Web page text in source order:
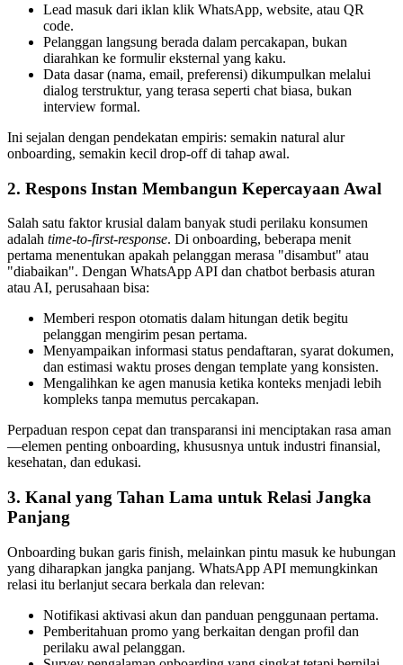
Lead masuk dari iklan klik WhatsApp, website, atau QR
code.
Pelanggan langsung berada dalam percakapan, bukan
diarahkan ke formulir eksternal yang kaku.
Data dasar (nama, email, preferensi) dikumpulkan melalui
dialog terstruktur, yang terasa seperti chat biasa, bukan
interview formal.
Ini sejalan dengan pendekatan empiris: semakin natural alur
onboarding, semakin kecil drop-off di tahap awal.
2. Respons Instan Membangun Kepercayaan Awal
Salah satu faktor krusial dalam banyak studi perilaku konsumen
adalah time-to-first-response. Di onboarding, beberapa menit
pertama menentukan apakah pelanggan merasa "disambut" atau
"diabaikan". Dengan WhatsApp API dan chatbot berbasis aturan
atau AI, perusahaan bisa:
Memberi respon otomatis dalam hitungan detik begitu
pelanggan mengirim pesan pertama.
Menyampaikan informasi status pendaftaran, syarat dokumen,
dan estimasi waktu proses dengan template yang konsisten.
Mengalihkan ke agen manusia ketika konteks menjadi lebih
kompleks tanpa memutus percakapan.
Perpaduan respon cepat dan transparansi ini menciptakan rasa aman
—elemen penting onboarding, khususnya untuk industri finansial,
kesehatan, dan edukasi.
3. Kanal yang Tahan Lama untuk Relasi Jangka
Panjang
Onboarding bukan garis finish, melainkan pintu masuk ke hubungan
yang diharapkan jangka panjang. WhatsApp API memungkinkan
relasi itu berlanjut secara berkala dan relevan:
Notifikasi aktivasi akun dan panduan penggunaan pertama.
Pemberitahuan promo yang berkaitan dengan profil dan
perilaku awal pelanggan.